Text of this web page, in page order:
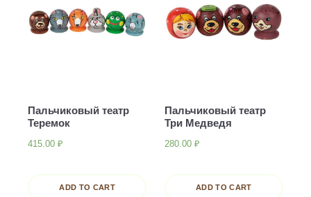
Пальчиковый театр
Теремок
415.00 ₽
ADD TO CART
Пальчиковый театр
Три Медведя
280.00 ₽
ADD TO CART